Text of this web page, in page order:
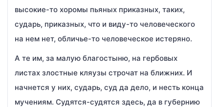
высокие-то хоромы пьяных приказных, таких,
сударь, приказных, что и виду-то человеческого
на нем нет, обличье-то человеческое истеряно.
А те им, за малую благостыню, на гербовых
листах злостные кляузы строчат на ближних. И
начнется у них, сударь, суд да дело, и несть конца
мучениям. Судятся-судятся здесь, да в губернию